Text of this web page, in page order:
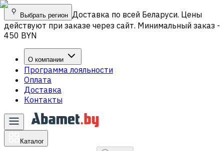
Выбрать регион Доставка по всей Беларуси. Цены
действуют при заказе через сайт. Минимальный заказ -
450 BYN
О компании
Программа лояльности
Оплата
Доставка
Контакты
Каталог